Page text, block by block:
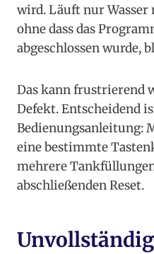
wird. Läuft nur
ohne dass das
abgeschlossen wurde,
Das kann frustrierend
Defekt. Entscheidend
Bedienungsanleitung:
eine bestimmte
mehrere
abschließenden Reset.